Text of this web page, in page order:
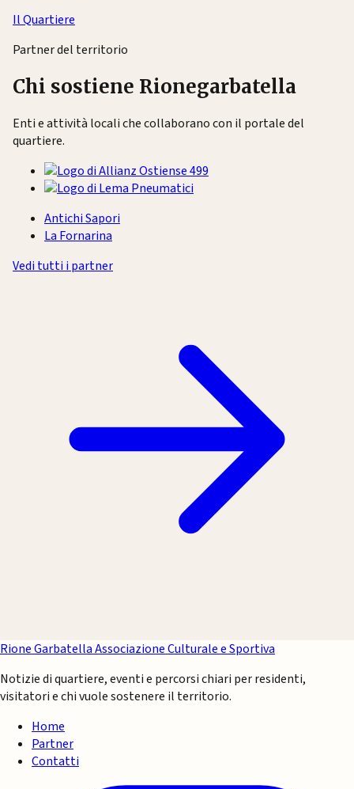
Il Quartiere
Partner del territorio
Chi sostiene Rionegarbatella
Enti e attività locali che collaborano con il portale del
quartiere.
Antichi Sapori
La Fornarina
Vedi tutti i partner
Rione GarbatellaAssociazione Culturale e Sportiva
Notizie di quartiere, eventi e percorsi chiari per residenti,
visitatori e chi vuole sostenere il territorio.
Home
Partner
Contatti